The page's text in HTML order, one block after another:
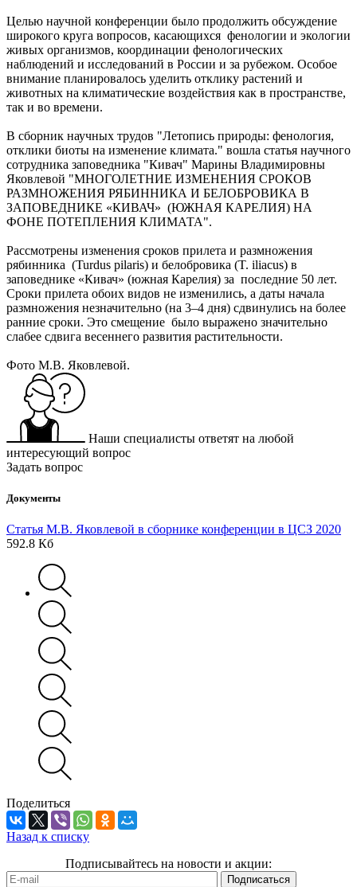
Целью научной конференции было продолжить обсуждение
широкого круга вопросов, касающихся фенологии и экологии
живых организмов, координации фенологических
наблюдений и исследований в России и за рубежом. Особое
внимание планировалось уделить отклику растений и
животных на климатические воздействия как в пространстве,
так и во времени.
В сборник научных трудов "Летопись природы: фенология,
отклики биоты на изменение климата." вошла статья научного
сотрудника заповедника "Кивач" Марины Владимировны
Яковлевой "МНОГОЛЕТНИЕ ИЗМЕНЕНИЯ СРОКОВ
РАЗМНОЖЕНИЯ РЯБИННИКА И БЕЛОБРОВИКА В
ЗАПОВЕДНИКЕ «КИВАЧ» (ЮЖНАЯ КАРЕЛИЯ) НА
ФОНЕ ПОТЕПЛЕНИЯ КЛИМАТА".
Рассмотрены изменения сроков прилета и размножения
рябинника (Turdus pilaris) и белобровика (T. iliacus) в
заповеднике «Кивач» (южная Карелия) за последние 50 лет.
Сроки прилета обоих видов не изменились, а даты начала
размножения незначительно (на 3–4 дня) сдвинулись на более
ранние сроки. Это смещение было выражено значительно
слабее сдвига весеннего развития растительности.
Фото М.В. Яковлевой.
Наши специалисты ответят на любой
интересующий вопрос
Задать вопрос
Документы
Статья М.В. Яковлевой в сборнике конференции в ЦСЗ 2020
592.8 Кб
Поделиться
Назад к списку
Подписывайтесь на новости и акции: